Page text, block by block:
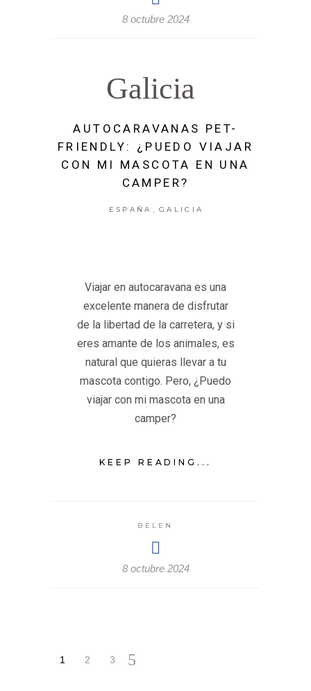
8 octubre 2024
Galicia
AUTOCARAVANAS PET-
FRIENDLY: ¿PUEDO VIAJAR
CON MI MASCOTA EN UNA
CAMPER?
ESPAÑA GALICIA
Viajar en autocaravana es una
excelente manera de disfrutar
de la libertad de la carretera, y si
eres amante de los animales, es
natural que quieras llevar a tu
mascota contigo. Pero, ¿Puedo
viajar con mi mascota en una
camper?
KEEP READING...
BELEN
8 octubre 2024
1 2 3